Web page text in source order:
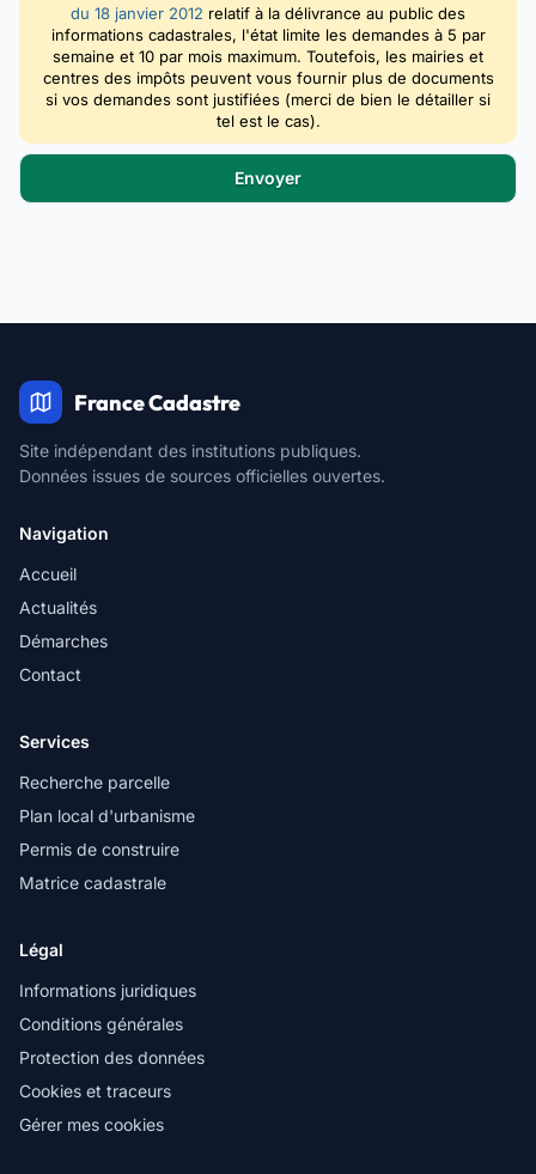
du 18 janvier 2012 relatif à la délivrance au public des
informations cadastrales, l'état limite les demandes à 5 par
semaine et 10 par mois maximum. Toutefois, les mairies et
centres des impôts peuvent vous fournir plus de documents
si vos demandes sont justifiées (merci de bien le détailler si
tel est le cas).
France Cadastre
Site indépendant des institutions publiques.
Données issues de sources officielles ouvertes.
Navigation
Accueil
Actualités
Démarches
Contact
Services
Recherche parcelle
Plan local d'urbanisme
Permis de construire
Matrice cadastrale
Légal
Informations juridiques
Conditions générales
Protection des données
Cookies et traceurs
Gérer mes cookies